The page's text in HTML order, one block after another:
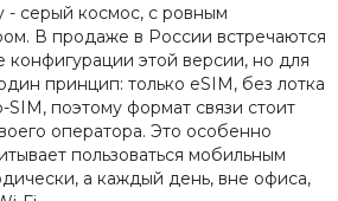
- серый космос, с ровным
В продаже в России встречаются
конфигурации этой версии, но для
принцип: только eSIM, без лотка
поэтому формат связи стоит
оператора. Это особенно
пользоваться мобильным
а каждый день, вне офиса,